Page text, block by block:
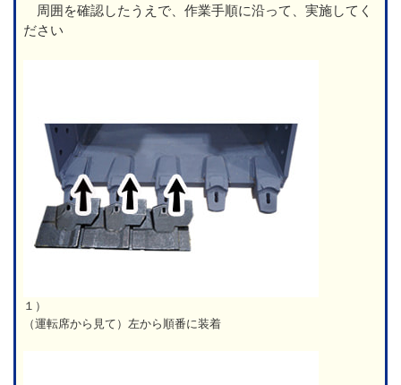
周囲を確認したうえで、作業手順に沿って、実施してく
ださい
１）
（運転席から見て）左から順番に装着